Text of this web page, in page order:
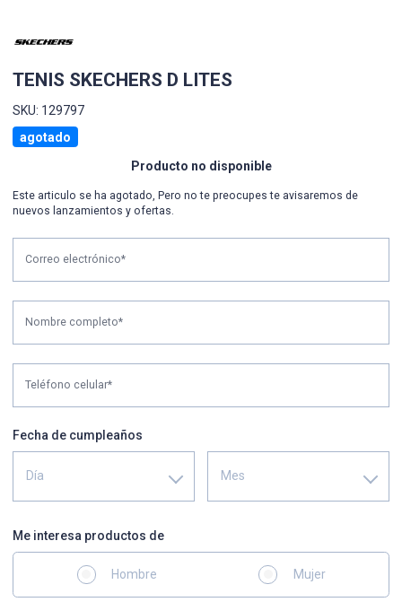
TENIS SKECHERS D LITES
SKU: 129797
agotado
Producto no disponible
Este articulo se ha agotado, Pero no te preocupes te avisaremos de
nuevos lanzamientos y ofertas.
Correo electrónico*
Nombre completo*
Teléfono celular*
Fecha de cumpleaños
Día Mes
Me interesa productos de
Hombre Mujer